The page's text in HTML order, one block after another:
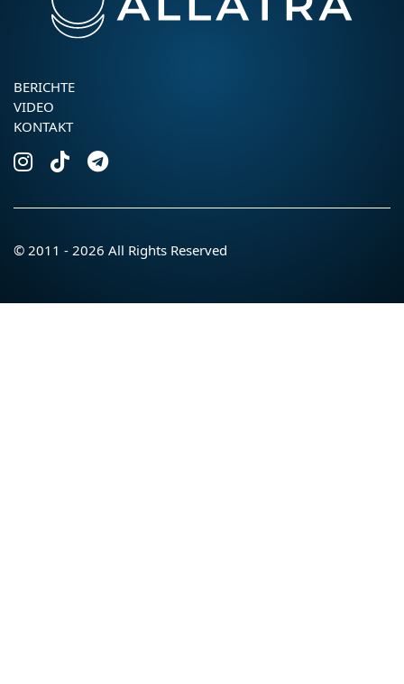
BERICHTE
VIDEO
KONTAKT
© 2011 - 2026 All Rights Reserved